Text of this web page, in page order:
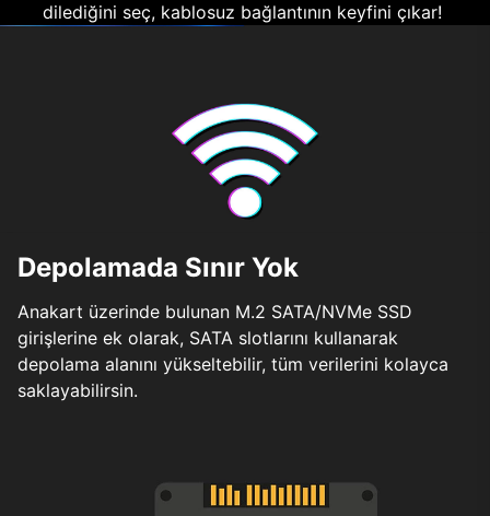
dilediğini seç, kablosuz bağlantının keyfini çıkar!
Depolamada Sınır Yok
Anakart üzerinde bulunan M.2 SATA/NVMe SSD
girişlerine ek olarak, SATA slotlarını kullanarak
depolama alanını yükseltebilir, tüm verilerini kolayca
saklayabilirsin.